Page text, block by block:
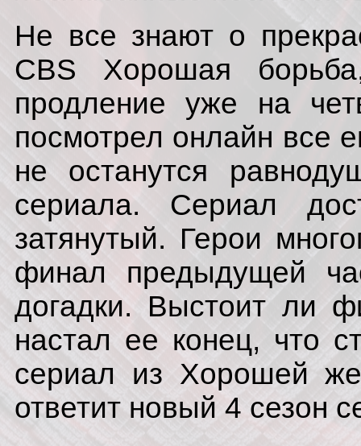
Не все знают о
CBS Хорошая
продление уже на
посмотрел онлайн все
не останутся
сериала. Сериал
затянутый. Герои
финал предыдущей
догадки. Выстоит ли
настал ее конец, что
сериал из Хорошей
ответит новый 4 сезон